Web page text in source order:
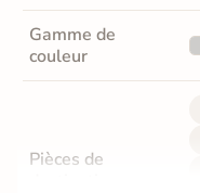
Gamme de
couleur
Pièces de